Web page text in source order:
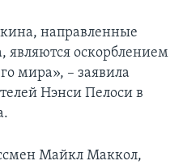
направленные
являются оскорблением
мира», – заявила
Нэнси Пелоси в
Майкл Маккол,